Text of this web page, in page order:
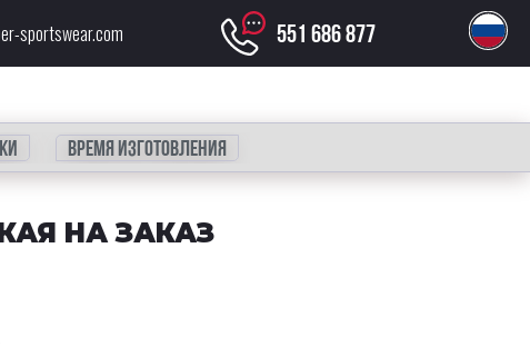
sportswear.com 551 686 877
Время изготовления
НА ЗАКАЗ